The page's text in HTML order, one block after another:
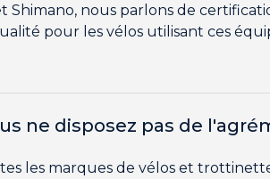
nous parlons de
pour les vélos utilisant ces
ne disposez pas de
les marques de vélos et